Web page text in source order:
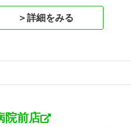
＞詳細をみる
院前店